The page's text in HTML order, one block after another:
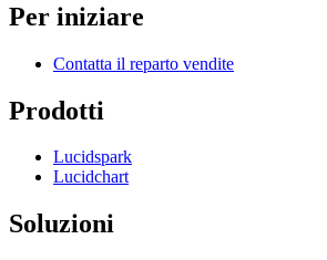
Per iniziare
Contatta il reparto vendite
Prodotti
Lucidspark
Lucidchart
Soluzioni